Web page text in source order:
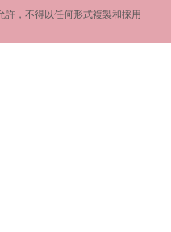
，不得以任何形式複製和採用